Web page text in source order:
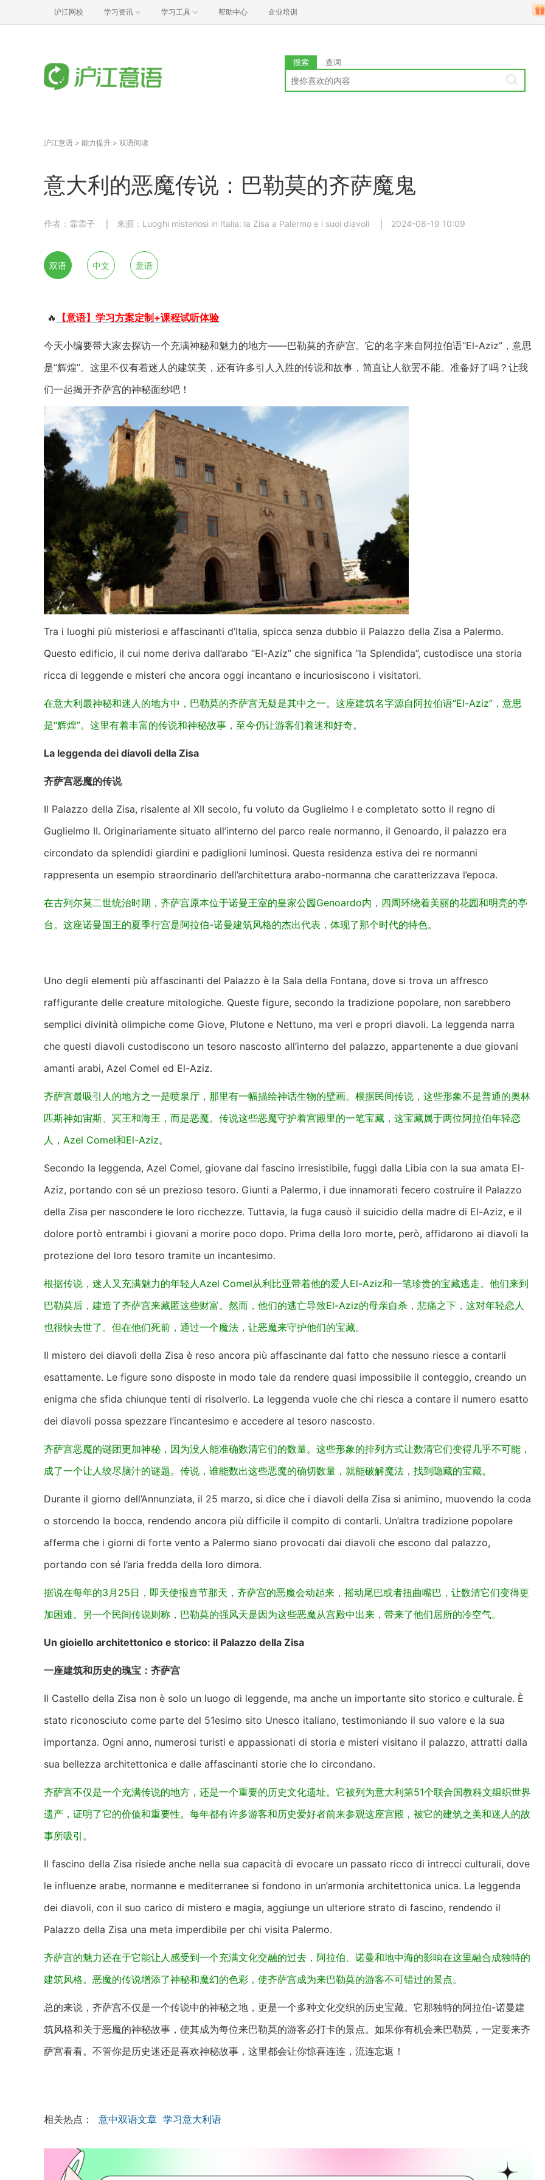
沪江网校 学习资讯 学习工具 帮助中心 企业培训
搜索 查词
沪江意语 > 能力提升 > 双语阅读
意大利的恶魔传说：巴勒莫的齐萨魔鬼
作者：霏霏子 来源：Luoghi misteriosi in Italia: la Zisa a Palermo e i suoi diavoli 2024-08-19 10:09
双语 中文 意语
🔥 【意语】学习方案定制+课程试听体验
今天小编要带大家去探访一个充满神秘和魅力的地方——巴勒莫的齐萨宫。它的名字来自阿拉伯语“El-Aziz”，意思
是“辉煌”。这里不仅有着迷人的建筑美，还有许多引人入胜的传说和故事，简直让人欲罢不能。准备好了吗？让我
们一起揭开齐萨宫的神秘面纱吧！
Tra i luoghi più misteriosi e affascinanti d’Italia, spicca senza dubbio il Palazzo della Zisa a Palermo.
Questo edificio, il cui nome deriva dall’arabo “El-Aziz” che significa “la Splendida”, custodisce una storia
ricca di leggende e misteri che ancora oggi incantano e incuriosiscono i visitatori.
在意大利最神秘和迷人的地方中，巴勒莫的齐萨宫无疑是其中之一。这座建筑名字源自阿拉伯语“El-Aziz”，意思
是“辉煌”。这里有着丰富的传说和神秘故事，至今仍让游客们着迷和好奇。
La leggenda dei diavoli della Zisa
齐萨宫恶魔的传说
Il Palazzo della Zisa, risalente al XII secolo, fu voluto da Guglielmo I e completato sotto il regno di
Guglielmo II. Originariamente situato all’interno del parco reale normanno, il Genoardo, il palazzo era
circondato da splendidi giardini e padiglioni luminosi. Questa residenza estiva dei re normanni
rappresenta un esempio straordinario dell’architettura arabo-normanna che caratterizzava l’epoca.
在古列尔莫二世统治时期，齐萨宫原本位于诺曼王室的皇家公园Genoardo内，四周环绕着美丽的花园和明亮的亭
台。这座诺曼国王的夏季行宫是阿拉伯-诺曼建筑风格的杰出代表，体现了那个时代的特色。
Uno degli elementi più affascinanti del Palazzo è la Sala della Fontana, dove si trova un affresco
raffigurante delle creature mitologiche. Queste figure, secondo la tradizione popolare, non sarebbero
semplici divinità olimpiche come Giove, Plutone e Nettuno, ma veri e propri diavoli. La leggenda narra
che questi diavoli custodiscono un tesoro nascosto all’interno del palazzo, appartenente a due giovani
amanti arabi, Azel Comel ed El-Aziz.
齐萨宫最吸引人的地方之一是喷泉厅，那里有一幅描绘神话生物的壁画。根据民间传说，这些形象不是普通的奥林
匹斯神如宙斯、冥王和海王，而是恶魔。传说这些恶魔守护着宫殿里的一笔宝藏，这宝藏属于两位阿拉伯年轻恋
人，Azel Comel和El-Aziz。
Secondo la leggenda, Azel Comel, giovane dal fascino irresistibile, fuggì dalla Libia con la sua amata El-
Aziz, portando con sé un prezioso tesoro. Giunti a Palermo, i due innamorati fecero costruire il Palazzo
della Zisa per nascondere le loro ricchezze. Tuttavia, la fuga causò il suicidio della madre di El-Aziz, e il
dolore portò entrambi i giovani a morire poco dopo. Prima della loro morte, però, affidarono ai diavoli la
protezione del loro tesoro tramite un incantesimo.
根据传说，迷人又充满魅力的年轻人Azel Comel从利比亚带着他的爱人El-Aziz和一笔珍贵的宝藏逃走。他们来到
巴勒莫后，建造了齐萨宫来藏匿这些财富。然而，他们的逃亡导致El-Aziz的母亲自杀，悲痛之下，这对年轻恋人
也很快去世了。但在他们死前，通过一个魔法，让恶魔来守护他们的宝藏。
Il mistero dei diavoli della Zisa è reso ancora più affascinante dal fatto che nessuno riesce a contarli
esattamente. Le figure sono disposte in modo tale da rendere quasi impossibile il conteggio, creando un
enigma che sfida chiunque tenti di risolverlo. La leggenda vuole che chi riesca a contare il numero esatto
dei diavoli possa spezzare l’incantesimo e accedere al tesoro nascosto.
齐萨宫恶魔的谜团更加神秘，因为没人能准确数清它们的数量。这些形象的排列方式让数清它们变得几乎不可能，
成了一个让人绞尽脑汁的谜题。传说，谁能数出这些恶魔的确切数量，就能破解魔法，找到隐藏的宝藏。
Durante il giorno dell’Annunziata, il 25 marzo, si dice che i diavoli della Zisa si animino, muovendo la coda
o storcendo la bocca, rendendo ancora più difficile il compito di contarli. Un’altra tradizione popolare
afferma che i giorni di forte vento a Palermo siano provocati dai diavoli che escono dal palazzo,
portando con sé l’aria fredda della loro dimora.
据说在每年的3月25日，即天使报喜节那天，齐萨宫的恶魔会动起来，摇动尾巴或者扭曲嘴巴，让数清它们变得更
加困难。另一个民间传说则称，巴勒莫的强风天是因为这些恶魔从宫殿中出来，带来了他们居所的冷空气。
Un gioiello architettonico e storico: il Palazzo della Zisa
一座建筑和历史的瑰宝：齐萨宫
Il Castello della Zisa non è solo un luogo di leggende, ma anche un importante sito storico e culturale. È
stato riconosciuto come parte del 51esimo sito Unesco italiano, testimoniando il suo valore e la sua
importanza. Ogni anno, numerosi turisti e appassionati di storia e misteri visitano il palazzo, attratti dalla
sua bellezza architettonica e dalle affascinanti storie che lo circondano.
齐萨宫不仅是一个充满传说的地方，还是一个重要的历史文化遗址。它被列为意大利第51个联合国教科文组织世界
遗产，证明了它的价值和重要性。每年都有许多游客和历史爱好者前来参观这座宫殿，被它的建筑之美和迷人的故
事所吸引。
Il fascino della Zisa risiede anche nella sua capacità di evocare un passato ricco di intrecci culturali, dove
le influenze arabe, normanne e mediterranee si fondono in un’armonia architettonica unica. La leggenda
dei diavoli, con il suo carico di mistero e magia, aggiunge un ulteriore strato di fascino, rendendo il
Palazzo della Zisa una meta imperdibile per chi visita Palermo.
齐萨宫的魅力还在于它能让人感受到一个充满文化交融的过去，阿拉伯、诺曼和地中海的影响在这里融合成独特的
建筑风格。恶魔的传说增添了神秘和魔幻的色彩，使齐萨宫成为来巴勒莫的游客不可错过的景点。
总的来说，齐萨宫不仅是一个传说中的神秘之地，更是一个多种文化交织的历史宝藏。它那独特的阿拉伯-诺曼建
筑风格和关于恶魔的神秘故事，使其成为每位来巴勒莫的游客必打卡的景点。如果你有机会来巴勒莫，一定要来齐
萨宫看看。不管你是历史迷还是喜欢神秘故事，这里都会让你惊喜连连，流连忘返！
相关热点： 意中双语文章 学习意大利语